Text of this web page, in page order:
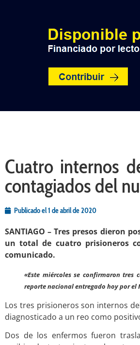
Cuatro internos
contagiados del
Publicado el1 de abril de 2020
SANTIAGO – Tres presos dieron
un total de cuatro prisioneros
comunicado.
«Este miércoles se confirmaron tres
reporte nacional entregado hoy por
Los tres prisioneros son internos
diagnosticado a un reo como
Dos de los enfermos fueron